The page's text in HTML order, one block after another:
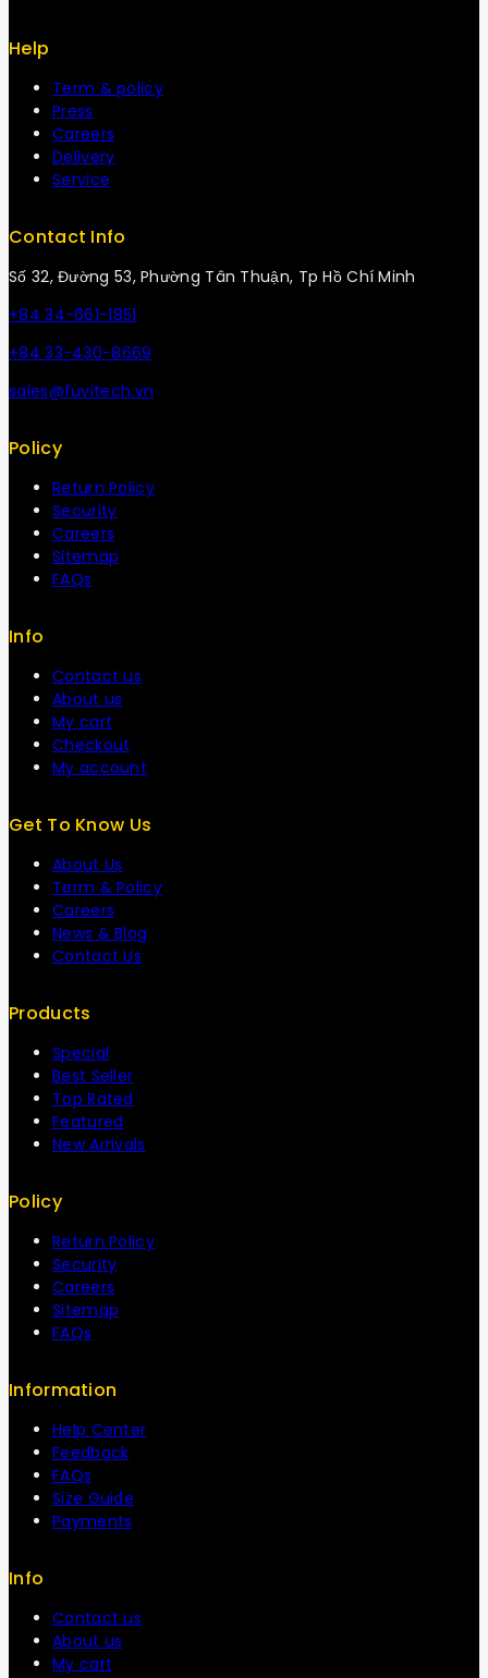
Help
Term & policy
Press
Careers
Delivery
Service
Contact Info
Số 32, Đường 53, Phường Tân Thuận, Tp Hồ Chí Minh
+84 34-661-1851
+84 33-430-8669
sales@fuvitech.vn
Policy
Return Policy
Security
Careers
Sitemap
FAQs
Info
Contact us
About us
My cart
Checkout
My account
Get To Know Us
About Us
Term & Policy
Careers
News & Blog
Contact Us
Products
Special
Best Seller
Top Rated
Featured
New Arrivals
Policy
Return Policy
Security
Careers
Sitemap
FAQs
Information
Help Center
Feedback
FAQs
Size Guide
Payments
Info
Contact us
About us
My cart